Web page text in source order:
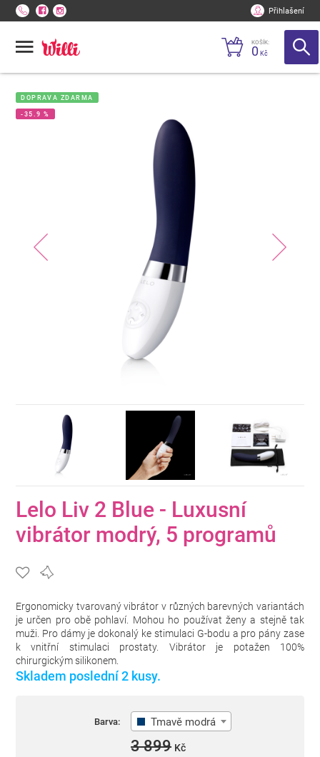
Přihlašení
KOŠÍK:
0 Kč
DOPRAVA ZDARMA
-35.9 %
Lelo Liv 2 Blue - Luxusní
vibrátor modrý, 5 programů
Ergonomicky tvarovaný vibrátor v různých barevných variantách
je určen pro obě pohlaví. Mohou ho používat ženy a stejně tak
muži. Pro dámy je dokonalý ke stimulaci G-bodu a pro pány zase
k vnitřní stimulaci prostaty. Vibrátor je potažen 100%
chirurgickým silikonem.
Skladem poslední 2 kusy.
Barva: Tmavě modrá
3 899 Kč